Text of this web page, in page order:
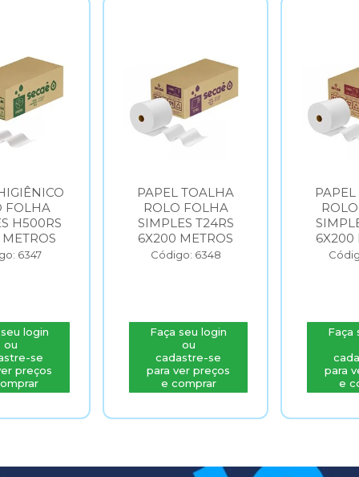
PAPEL TOALHA
ROLO FOLHA
SIMPLES T24RS
6X200 METROS
Código: 6348
Faça seu login
cadastre-se
para ver preços
e comprar
PAPEL TOALHA
ROLO FOLHA
SIMPLES T30RS
6X200 METROS
Código: 6349
Faça seu login
cadastre-se
para ver preços
e comprar